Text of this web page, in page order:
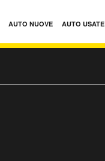
AUTO NUOVE AUTO USATE